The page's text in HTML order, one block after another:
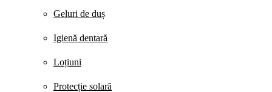
Geluri de duș
Igienă dentară
Loțiuni
Protecție solară